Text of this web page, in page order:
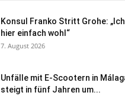
Konsul Franko Stritt Grohe:
hier einfach wohl“
7. August 2026
Unfälle mit E-Scootern in
steigt in fünf Jahren um...